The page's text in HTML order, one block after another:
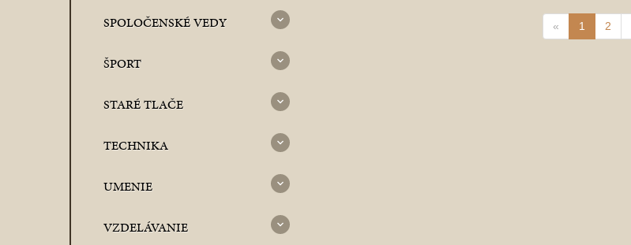
SPOLOČENSKÉ VEDY
ŠPORT
STARÉ TLAČE
TECHNIKA
UMENIE
VZDELÁVANIE
« 1 2